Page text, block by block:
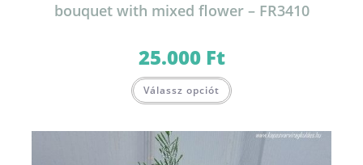
bouquet with mixed flower – FR3410
25.000 Ft
Válassz opciót